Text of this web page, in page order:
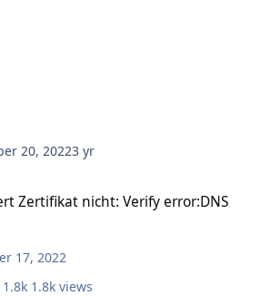
20, 20223 yr
Zertifikat nicht: Verify error:DNS
17, 2022
1.8k views